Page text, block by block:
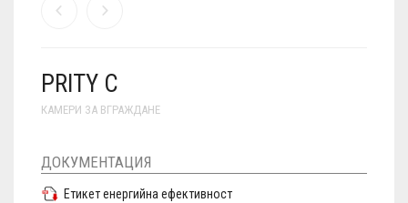
PRITY C
КАМЕРИ ЗА ВГРАЖДАНЕ
ДОКУМЕНТАЦИЯ
Етикет енергийна ефективност